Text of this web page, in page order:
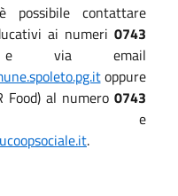
possibile contattare
ai numeri 0743
e via email
oppure
Food) al numero 0743
e
.